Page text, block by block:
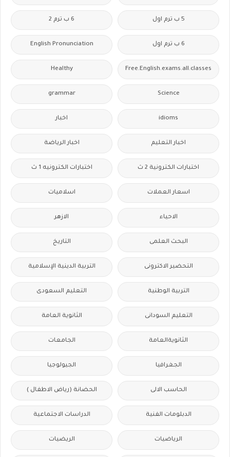
5 ب ترم اول 6 ب ترم 2
6 ب ترم اول English Pronunciation
Free.English.exams.all.classes
Healthy
Science
grammar
idioms اخبار
اخبار التعليم اخبار الرياضة
اختبارات الكترونية 2 ث اختبارات الكترونيه 1 ث
اسعار العملات اسلاميات
الاحياء الازهر
البحث العلمى التاريخ
التحضير الاكترونى التربية الدينية الإسلامية
التربية الوطنية التعليم السعودى
التعليم السودانى الثانوية العامة
الثانويةالعامة الجامعات
الجغرافيا الجيولوجيا
الحاسب الالى الحضانة (رياض الاطفال )
الدبلومات الفنية الدراسات الاجتماعية
الرياضيات الريضيات